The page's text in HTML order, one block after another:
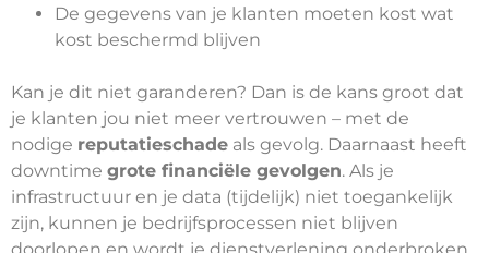
De gegevens van je klanten moeten kost wat
kost beschermd blijven
Kan je dit niet garanderen? Dan is de kans groot dat
je klanten jou niet meer vertrouwen – met de
nodige reputatieschade als gevolg. Daarnaast heeft
downtime grote financiële gevolgen. Als je
infrastructuur en je data (tijdelijk) niet toegankelijk
zijn, kunnen je bedrijfsprocessen niet blijven